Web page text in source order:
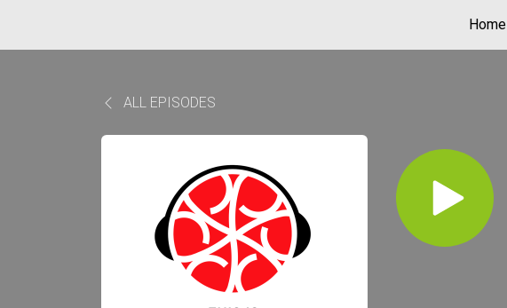
Home
ALL EPISODES